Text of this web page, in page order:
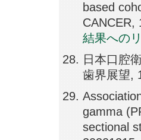
based
CANCER,
結果への
日本口腔
歯界展望,
gamma
sectional